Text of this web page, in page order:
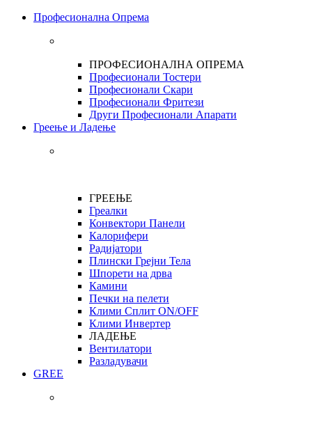
Професионална Опрема
ПРОФЕСИОНАЛНА ОПРЕМА
Професионали Тостери
Професионали Скари
Професионали Фритези
Други Професионали Апарати
Греење и Ладење
ГРЕЕЊЕ
Греалки
Конвектори Панели
Калорифери
Радијатори
Плински Грејни Тела
Шпорети на дрва
Камини
Печки на пелети
Клими Сплит ON/OFF
Клими Инвертер
ЛАДЕЊЕ
Вентилатори
Разладувачи
GREE